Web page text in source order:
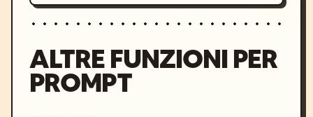
ALTRE FUNZIONI PER
PROMPT